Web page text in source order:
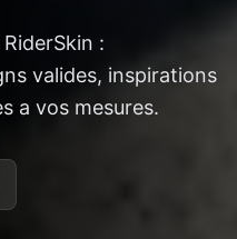
:
valides, inspirations
a vos mesures.